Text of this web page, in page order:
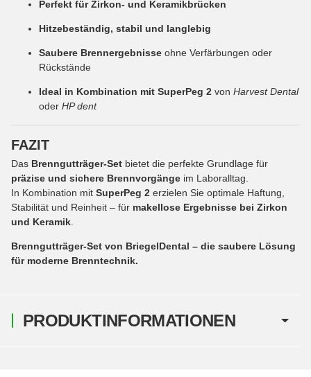
PRODUKTINFORMATIONEN
Perfekt für Zirkon- und Keramikbrücken
Hitzebeständig, stabil und langlebig
Saubere Brennergebnisse ohne Verfärbungen oder
Rückstände
Ideal in Kombination mit SuperPeg 2 von Harvest Dental
oder HP dent
FAZIT
Das Brenngutträger-Set bietet die perfekte Grundlage für
präzise und sichere Brennvorgänge im Laboralltag.
In Kombination mit SuperPeg 2 erzielen Sie optimale Haftung,
Stabilität und Reinheit – für makellose Ergebnisse bei Zirkon
und Keramik
Brenngutträger-Set von BriegelDental – die saubere Lösung
für moderne Brenntechnik.